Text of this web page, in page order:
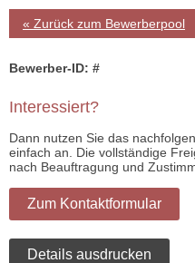
« Zurück zum Bewerberpool
Bewerber-ID: #
Interessiert?
Dann nutzen Sie das
einfach an. Die vollständige
nach Beauftragung und
Zum Kontaktformular
Details ausdrucken